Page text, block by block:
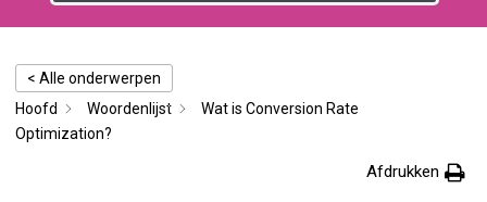
< Alle onderwerpen
Hoofd
Woordenlijst
Wat is Conversion Rate
Optimization?
Afdrukken